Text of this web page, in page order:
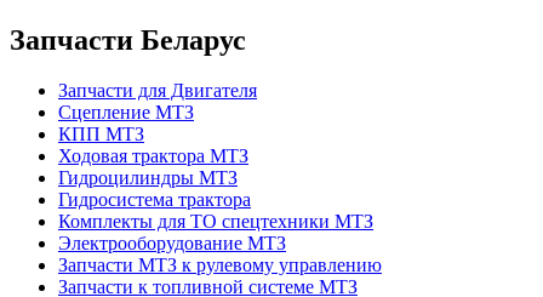
Запчасти Беларус
Запчасти для Двигателя
Сцепление МТЗ
КПП МТЗ
Ходовая трактора МТЗ
Гидроцилиндры МТЗ
Гидросистема трактора
Комплекты для ТО спецтехники МТЗ
Электрооборудование МТЗ
Запчасти МТЗ к рулевому управлению
Запчасти к топливной системе МТЗ